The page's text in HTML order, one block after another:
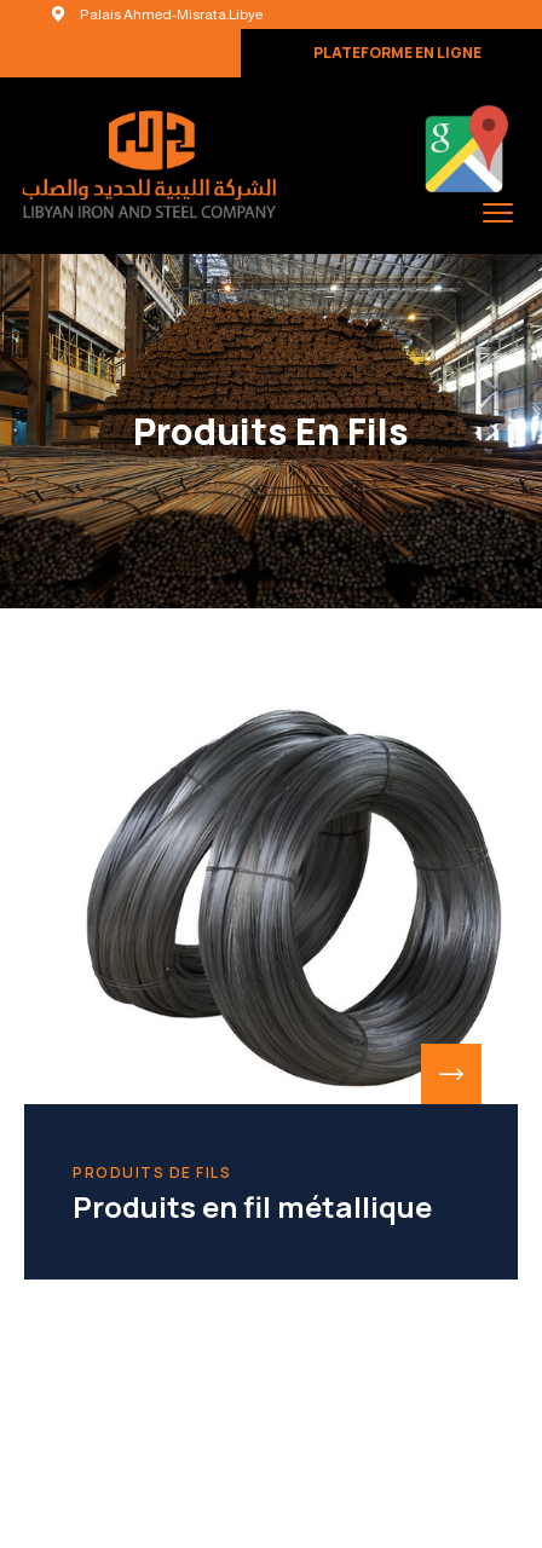
Palais Ahmed-Misrata.Libye
PLATEFORME EN LIGNE
Produits En Fils
PRODUITS DE FILS
Produits en fil métallique